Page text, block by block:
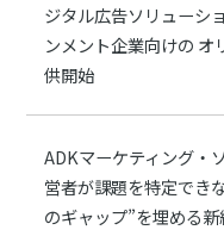
ジタル広告ソリューシ
ンメント企業向けの
供開始
ADKマーケティング・
営者が課題を特定でき
のギャップ”を埋める